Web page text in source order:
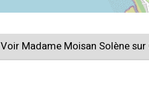
Voir Madame Moisan Solène